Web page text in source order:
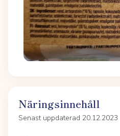
Näringsinnehåll
Senast uppdaterad 20.12.2023